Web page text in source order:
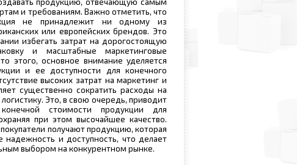
и требованиям. Важно отметить, что
не принадлежит ни одному из
или европейских брендов. Это
избегать затрат на дорогостоящую
и масштабные маркетинговые
этого, основное внимание уделяется
и ее доступности для конечного
высоких затрат на маркетинг и
существенно сократить расходы на
Это, в свою очередь, приводит
стоимости продукции для
при этом высочайшее качество.
получают продукцию, которая
надежность и доступность, что делает
выбором на конкурентном рынке.